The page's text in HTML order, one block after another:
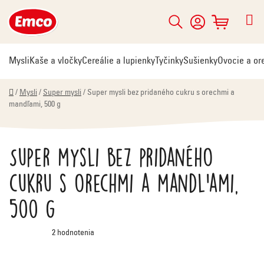
na
obsah
Hľadať
NÁKUPNÝ
KOŠÍK
MysliKaše a vločkyCereálie a lupienky TyčinkySušienkyOvocie a
Domov
/ Mysli / Super mysli / Super mysli bez pridaného cukru s orechmi a
mandľami, 500 g
Super mysli bez pridaného
cukru s orechmi a mandľami,
500 g
Priemerné
hodnotenie
2 hodnotenia